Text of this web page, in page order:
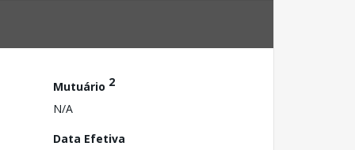
Mutuário 2
N/A
Data Efetiva